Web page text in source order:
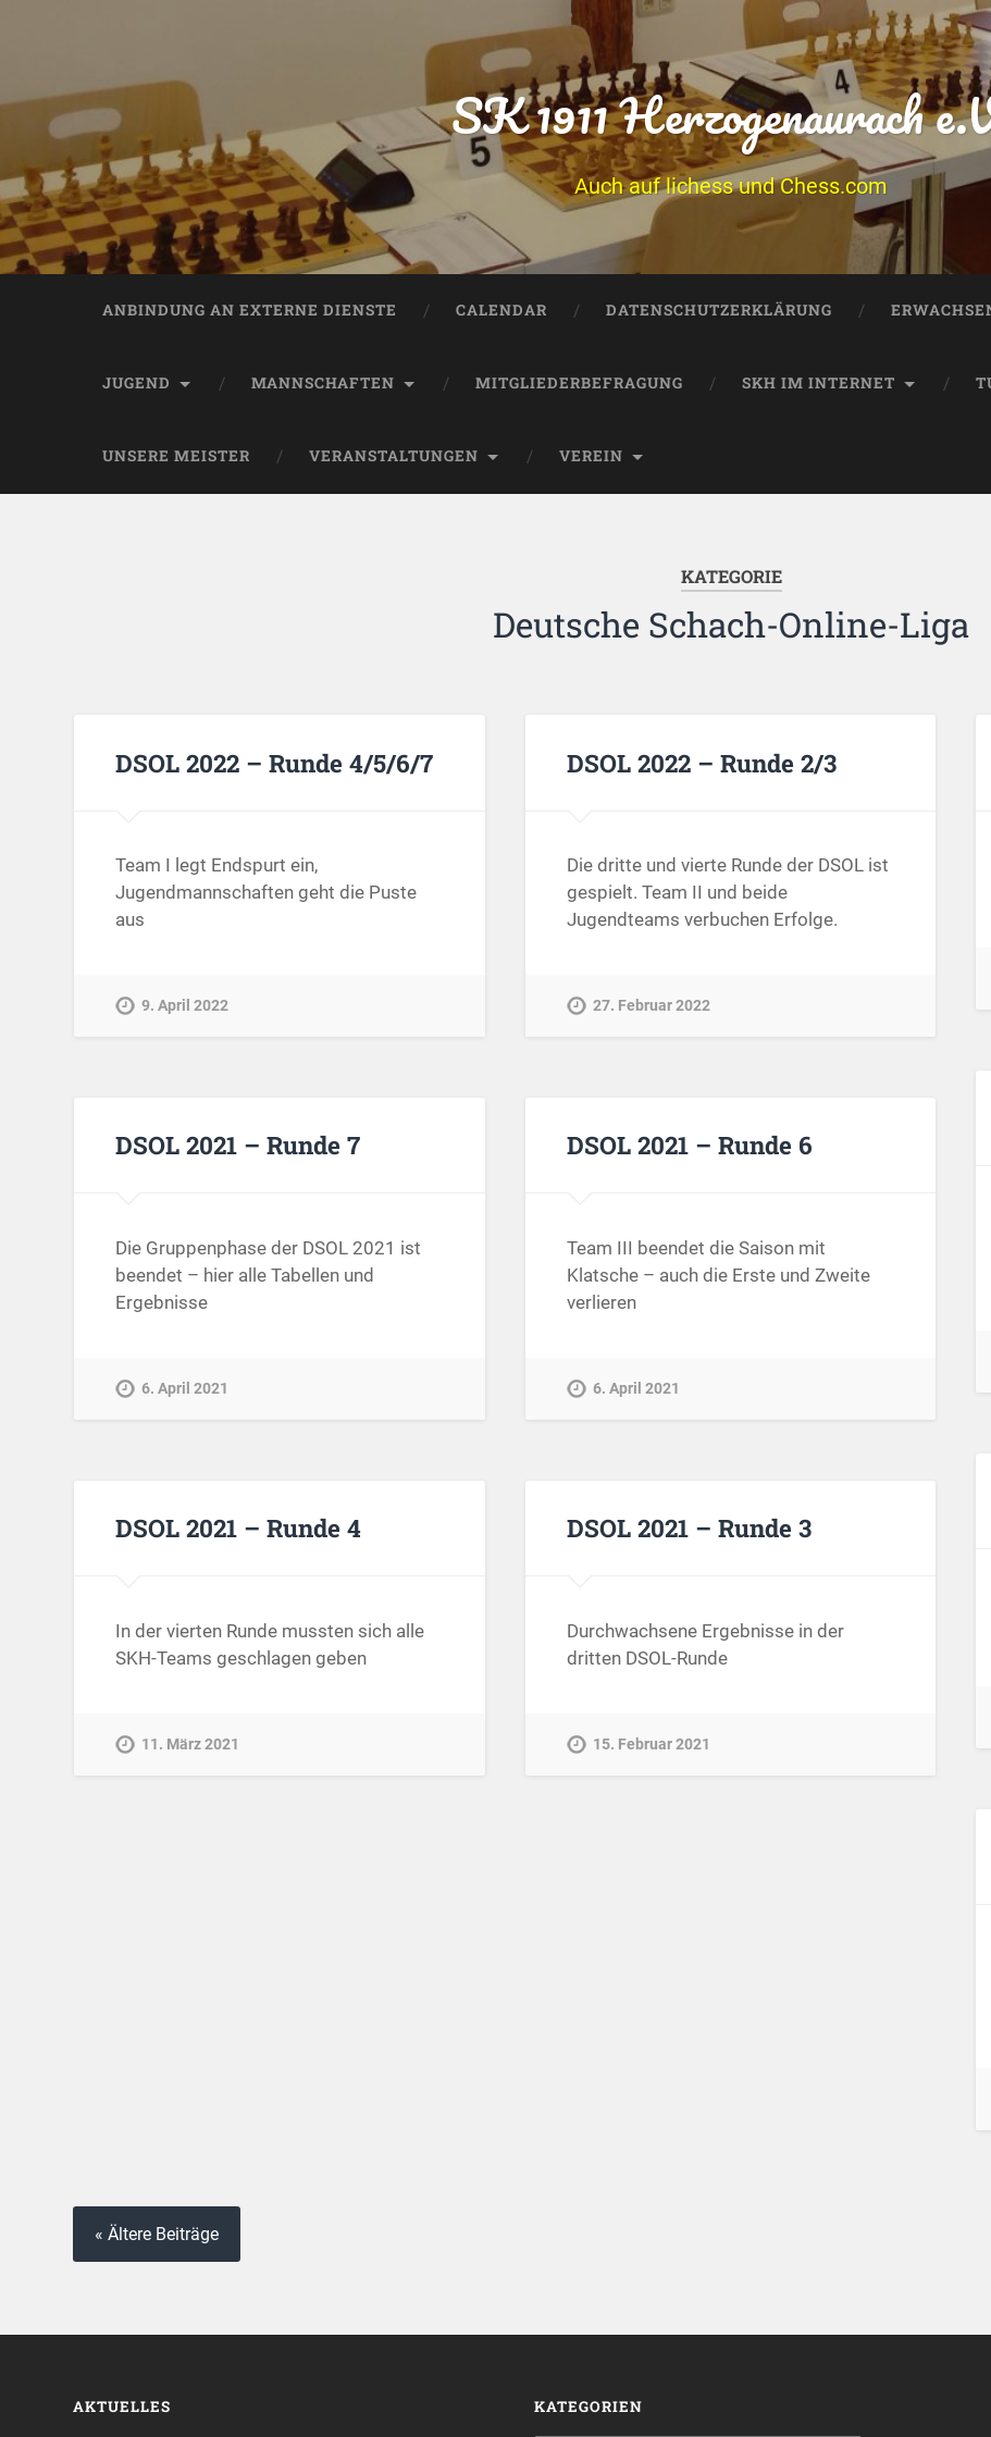
SK 1911 Herzogenaurach
Auch auf lichess und Chess.com
ANBINDUNG AN EXTERNE DIENSTE CALENDAR DATENSCHUTZERKLÄRUNG
JUGEND MANNSCHAFTEN MITGLIEDERBEFRAGUNG SKH IM INTERNET
UNSERE MEISTER VERANSTALTUNGEN VEREIN
KATEGORIE
Deutsche Schach-Online-Liga
DSOL 2022 – Runde 4/5/6/7
Team I legt Endspurt ein,
Jugendmannschaften geht die Puste
aus
9. April 2022
DSOL 2022 – Runde 2/3
Die dritte und vierte Runde der DSOL ist
gespielt. Team II und beide
Jugendteams verbuchen Erfolge.
27. Februar 2022
DSOL 2021 – Runde 7
Die Gruppenphase der DSOL 2021 ist
beendet – hier alle Tabellen und
Ergebnisse
6. April 2021
DSOL 2021 – Runde 6
Team III beendet die Saison mit
Klatsche – auch die Erste und Zweite
verlieren
6. April 2021
DSOL 2021 – Runde 4
In der vierten Runde mussten sich alle
SKH-Teams geschlagen geben
11. März 2021
DSOL 2021 – Runde 3
Durchwachsene Ergebnisse in der
dritten DSOL-Runde
15. Februar 2021
« Ältere Beiträge
AKTUELLES KATEGORIEN